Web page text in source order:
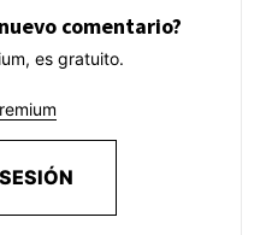
comentario?
es gratuito.